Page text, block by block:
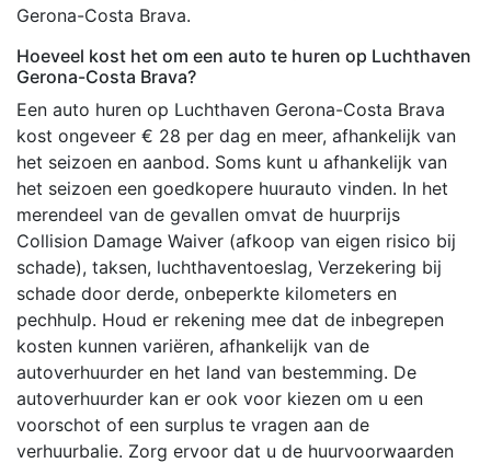
Gerona-Costa Brava.
Hoeveel kost het om een auto te huren op Luchthaven
Gerona-Costa Brava?
Een auto huren op Luchthaven Gerona-Costa Brava
kost ongeveer € 28 per dag en meer, afhankelijk van
het seizoen en aanbod. Soms kunt u afhankelijk van
het seizoen een goedkopere huurauto vinden. In het
merendeel van de gevallen omvat de huurprijs
Collision Damage Waiver (afkoop van eigen risico bij
schade), taksen, luchthaventoeslag, Verzekering bij
schade door derde, onbeperkte kilometers en
pechhulp. Houd er rekening mee dat de inbegrepen
kosten kunnen variëren, afhankelijk van de
autoverhuurder en het land van bestemming. De
autoverhuurder kan er ook voor kiezen om u een
voorschot of een surplus te vragen aan de
verhuurbalie. Zorg ervoor dat u de huurvoorwaarden